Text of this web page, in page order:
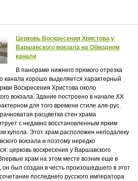
Церковь Воскресения Христова у
Варшавского вокзала на Обводном
канале
В панораме нижнего прямого отрезка
канала хорошо выделяется характерный
Воскресения Христова около
вокзала. Здание построено в начале XX
для того времени стиле аля-рус.
расцветка стен храма
с недавно восстановленным ярким
купола. Этот храм расположен неподалеку
вокзала и поэтому нередко
церковь воскресения у Варшавского
храм на этом месте возник еще в
он был создан в честь произошедшего в этот
последнего русского императора